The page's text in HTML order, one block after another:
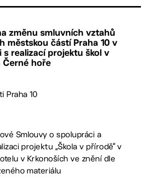
změnu smluvních vztahů
městskou částí Praha 10 v
s realizací projektu škol v
hoře
Praha 10
Smlouvy o spolupráci a
projektu „Škola v přírodě“ v
v Krkonoších ve znění dle
materiálu